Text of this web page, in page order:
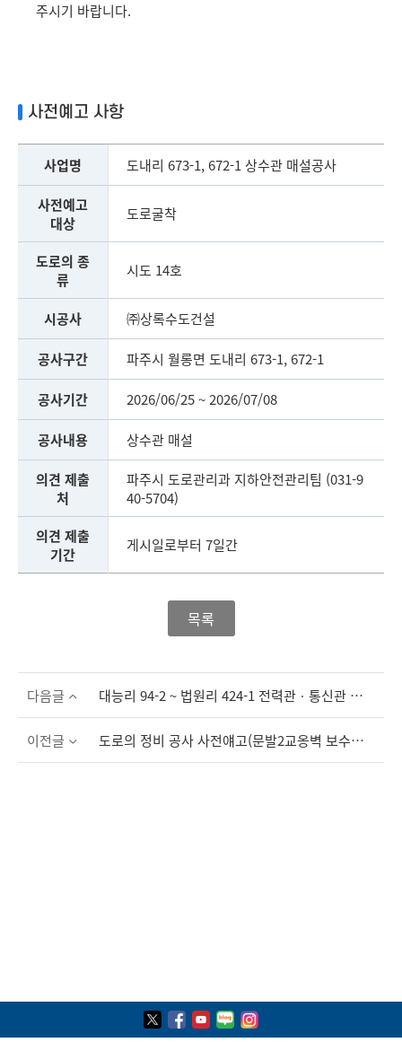
주시기 바랍니다.
사전예고 사항
사업명 도내리 673-1, 672-1 상수관 매설공사
사전예고
대상
도로굴착
도로의 종
류
시도 14호
시공사 ㈜상록수도건설
공사구간 파주시 월롱면 도내리 673-1, 672-1
공사기간 2026/06/25 ~ 2026/07/08
공사내용 상수관 매설
의견 제출
처
파주시 도로관리과 지하안전관리팀 (031-9
40-5704)
의견 제출
기간
게시일로부터 7일간
목록
다음글 대능리 94-2 ~ 법원리 424-1 전력관ㆍ통신관 매설공사 사전예고
이전글 도로의 정비 공사 사전얘고(문발2교옹벽 보수보강 공사)